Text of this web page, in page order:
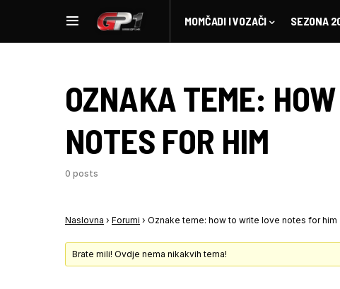
MOMČADI I VOZAČI SEZONA
OZNAKA TEME:
NOTES FOR HIM
0 posts
Naslovna › Forumi › Oznake teme: how to write love notes for him
Brate mili! Ovdje nema nikakvih tema!